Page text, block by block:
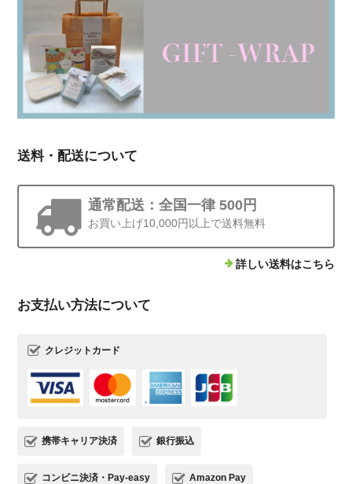
送料・配送について
通常配送：全国一律 500円
お買い上げ10,000円以上で送料無料
詳しい送料はこちら
お支払い方法について
クレジットカード
携帯キャリア決済 銀行振込
コンビニ決済・Pay-easy Amazon Pay